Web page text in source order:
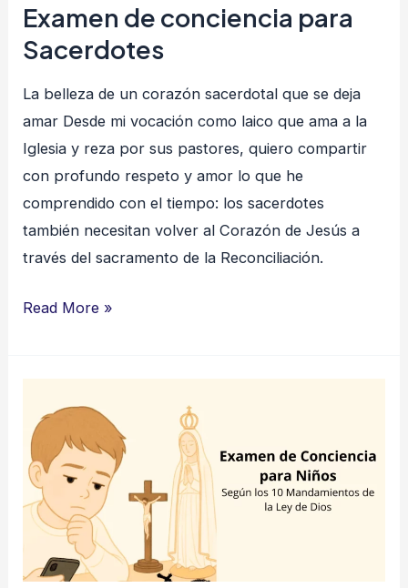
Examen de conciencia para
Sacerdotes
La belleza de un corazón sacerdotal que se deja
amar Desde mi vocación como laico que ama a la
Iglesia y reza por sus pastores, quiero compartir
con profundo respeto y amor lo que he
comprendido con el tiempo: los sacerdotes
también necesitan volver al Corazón de Jesús a
través del sacramento de la Reconciliación.
Read More »
de
Conciencia
para
niños